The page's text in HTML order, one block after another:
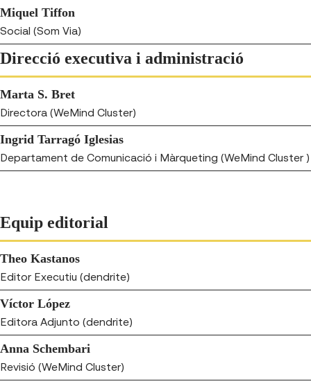
Miquel Tiffon
Social (Som Via)
Direcció executiva i administració
Marta S. Bret
Directora (WeMind Cluster)
Ingrid Tarragó Iglesias
Departament de Comunicació i Màrqueting (WeMind Cluster )
Equip editorial
Theo Kastanos
Editor Executiu (dendrite)
Víctor López
Editora Adjunto (dendrite)
Anna Schembari
Revisió (WeMind Cluster)